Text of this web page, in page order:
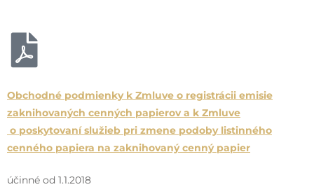
Obchodné podmienky k Zmluve o registrácii emisie
zaknihovaných cenných papierov a k Zmluve
o poskytovaní služieb pri zmene podoby listinného
cenného papiera na zaknihovaný cenný papier
účinné od 1.1.2018